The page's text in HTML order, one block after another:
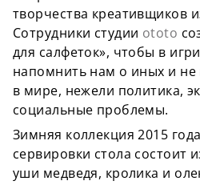
творчества креативщиков
Сотрудники студии ototo
для салфеток», чтобы в
напомнить нам о иных и
в мире, нежели политика,
социальные проблемы.
Зимняя коллекция 2015
сервировки стола состоит
уши медведя, кролика и